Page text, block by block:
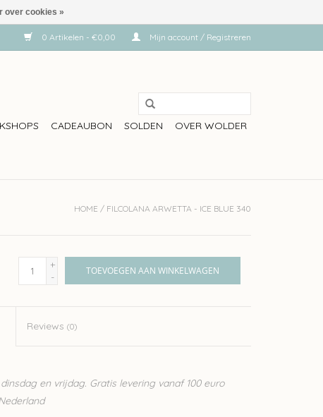
0 Artikelen - €0,00 Mijn account / Registreren
CADEAUBON SOLDEN OVER WOLDER
HOME / FILCOLANA ARWETTA - ICE BLUE 340
+
-
TOEVOEGEN AAN WINKELWAGEN
Reviews(0)
en vrijdag. Gratis levering vanaf 100 euro
over cookies »